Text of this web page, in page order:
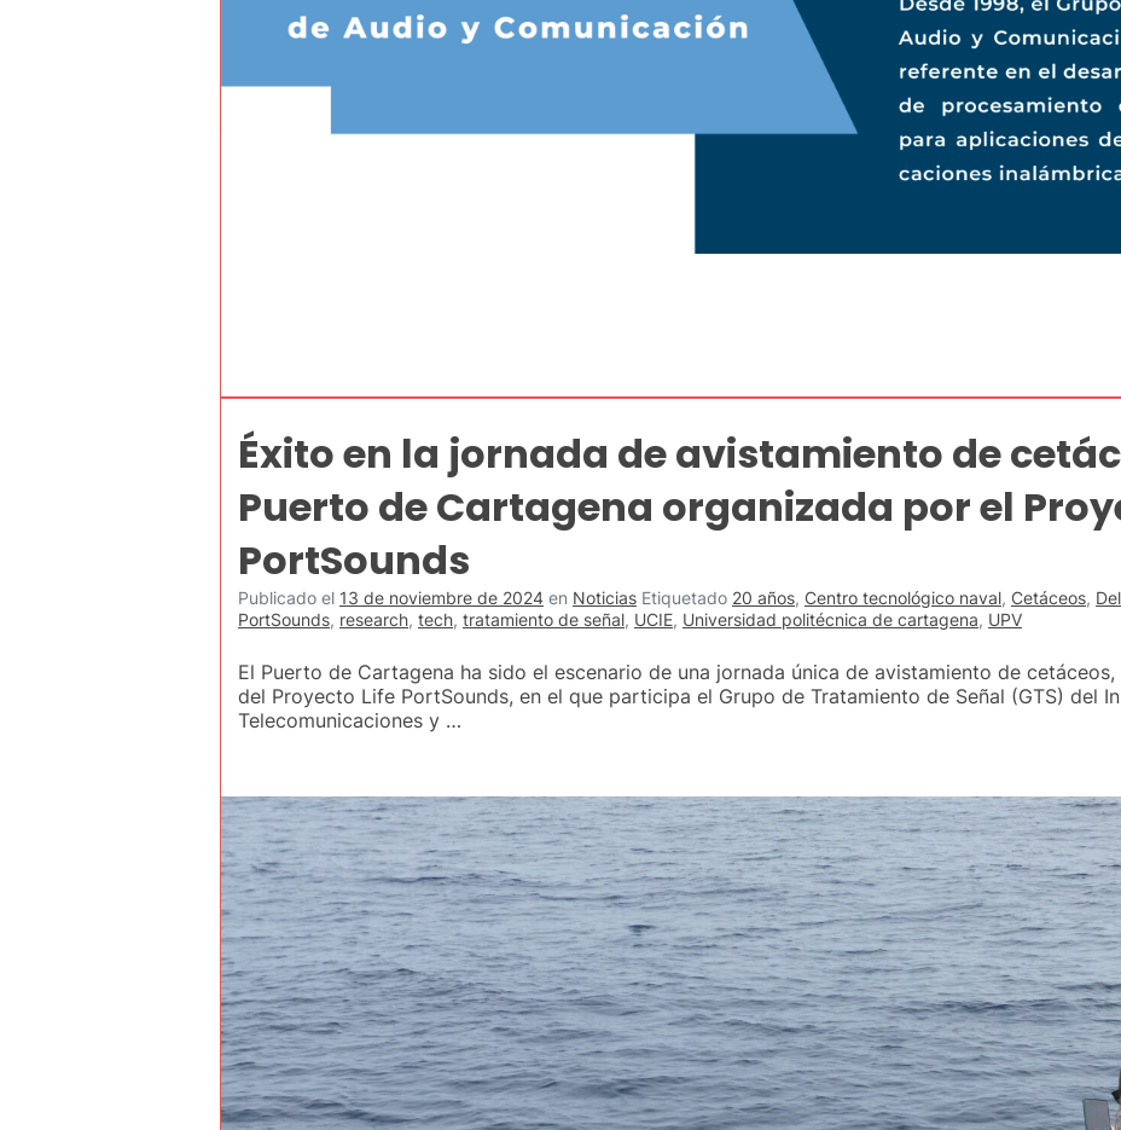
Éxito en la jornada de avistamiento de
Puerto de Cartagena organizada por el
PortSounds
Publicado el 13 de noviembre de 2024 en Noticias Etiquetado 20 años, Centro tecnológico naval, Cetáceos,
PortSounds, research, tech, tratamiento de señal, UCIE, Universidad politécnica de cartagena, UPV
El Puerto de Cartagena ha sido el escenario de una jornada única de avistamiento de
del Proyecto Life PortSounds, en el que participa el Grupo de Tratamiento de Señal (GTS) del
Telecomunicaciones y …